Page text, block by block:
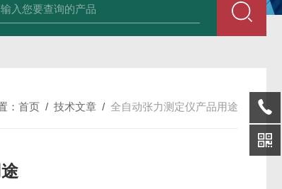
仪样品杯玻璃杯 酸值测定仪中和液萃取液 微水仪电解液
： 首页 / 技术文章 / 全自动张力测定仪产品用途